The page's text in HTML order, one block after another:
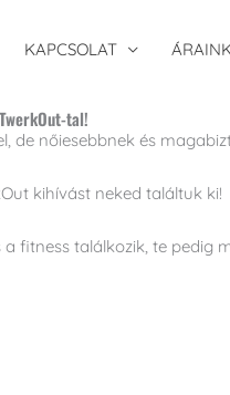
KAPCSOLAT
tal!
nőiesebbnek és
kihívást neked találtuk ki!
fitness találkozik, te pedig